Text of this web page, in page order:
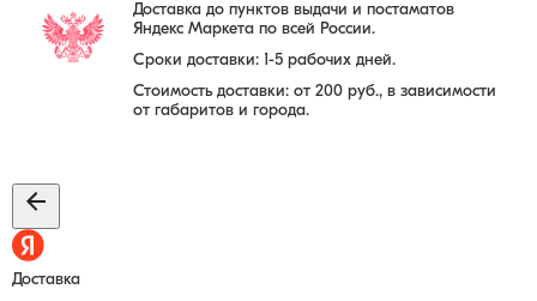
Доставка до пунктов выдачи и постаматов
Яндекс Маркета по всей России.
Сроки доставки: 1-5 рабочих дней.
Стоимость доставки: от 200 руб., в зависимости
от габаритов и города.
Доставка